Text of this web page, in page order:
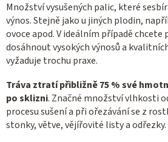
Množství vysušených palic, které
výnos. Stejně jako u jiných plodin,
ovoce apod. V ideálním případě
dosáhnout vysokých výnosů a
vyžaduje trochu praxe.
Tráva ztratí přibližně 75 % své
po sklizni. Značné množství vlhkosti
procesu sušení a při ořezávání se z
stonky, větve, vějířovité listy a odřezky.